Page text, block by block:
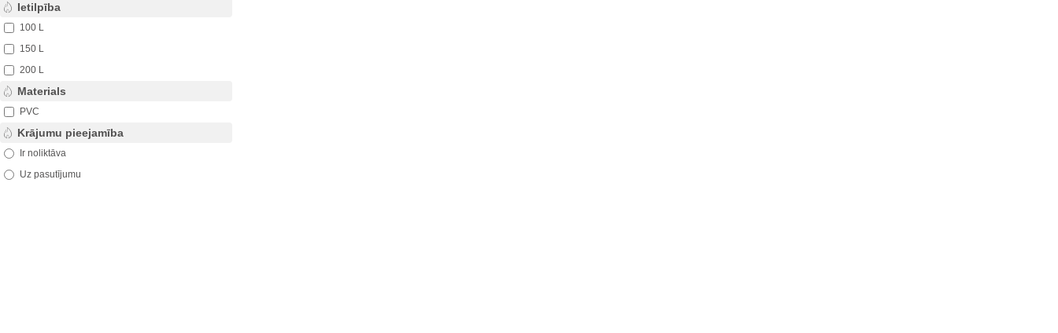
Ietilpība
100 L
150 L
200 L
Materials
PVC
Krājumu pieejamība
Ir noliktāva
Uz pasutījumu